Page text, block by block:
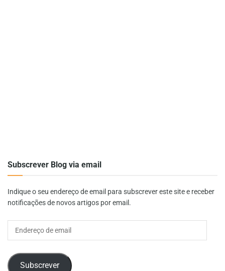
Subscrever Blog via email
Indique o seu endereço de email para subscrever este site e receber
notificações de novos artigos por email.
Subscrever